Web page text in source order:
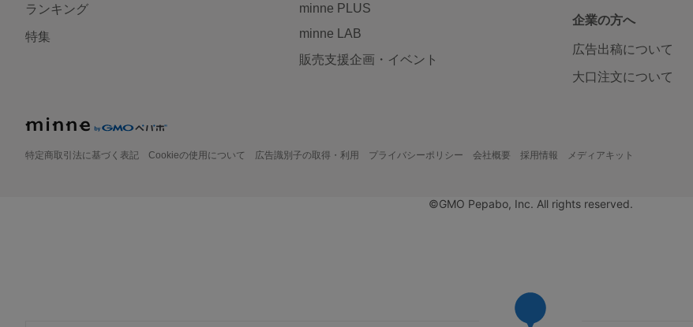
ランキング
特集
minne PLUS
minne LAB
販売支援企画・イベント
企業の方へ
広告出稿について
大口注文について
特定商取引法に基づく表記 Cookieの使用について 広告識別子の取得・利用 プライバシーポリシー 会社概要 採用情報 メディアキット
©GMO Pepabo, Inc. All rights reserved.